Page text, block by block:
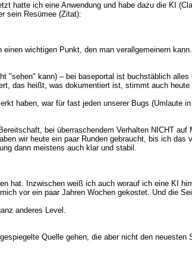
hatte ich eine Anwendung und habe dazu die KI
sein Resümee (Zitat):
wichtigen Punkt, den man verallgemeinern
kann) – bei baseportal ist buchstäblich
das heißt, was dokumentiert ist, stimmt auch
haben, war für fast jeden unserer Bugs (Umlaute
bei überraschendem Verhalten NICHT
wir heute ein paar Runden gebraucht, bis ich das
dann meistens auch klar und stabil.
hat. Inzwischen weiß ich auch worauf ich eine KI
vor ein paar Jahren Wochen gekostet. Und die
anderes Level.
Quelle gehen, die aber nicht den